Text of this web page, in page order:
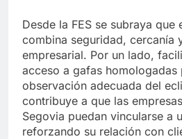
Desde la FES se subraya que
combina seguridad, cercanía
empresarial. Por un lado,
acceso a gafas homologadas
observación adecuada del
contribuye a que las
Segovia puedan vincularse a
reforzando su relación con